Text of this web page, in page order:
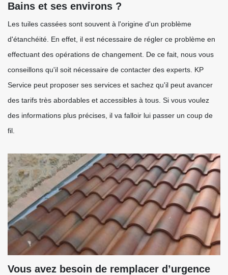
Bains et ses environs ?
Les tuiles cassées sont souvent à l'origine d'un problème
d'étanchéité. En effet, il est nécessaire de régler ce problème en
effectuant des opérations de changement. De ce fait, nous vous
conseillons qu'il soit nécessaire de contacter des experts. KP
Service peut proposer ses services et sachez qu'il peut avancer
des tarifs très abordables et accessibles à tous. Si vous voulez
des informations plus précises, il va falloir lui passer un coup de
fil.
Vous avez besoin de remplacer d’urgence